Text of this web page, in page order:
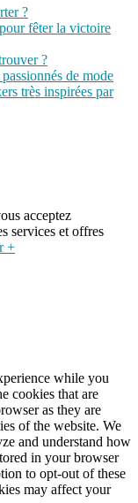
?
fêter la victoire
?
de mode
très inspirées par
acceptez
services et offres
+
while you
cookies that are
as they are
of the website. We
and understand how
in your browser
to opt-out of these
may affect your